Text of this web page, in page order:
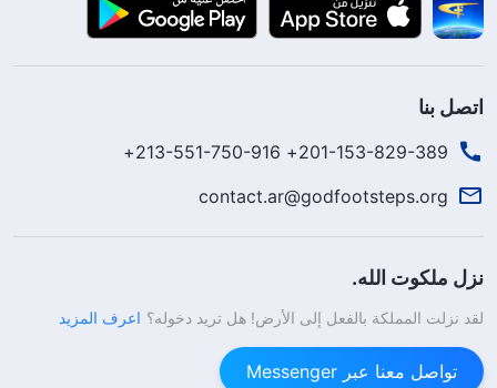
اتصل بنا
201-153-829-389+ 213-551-750-916+
contact.ar@godfootsteps.org
نزل ملكوت الله.
لقد نزلت المملكة بالفعل إلى الأرض! هل تريد دخوله؟ اعرف المزيد
تواصل معنا عبر Messenger